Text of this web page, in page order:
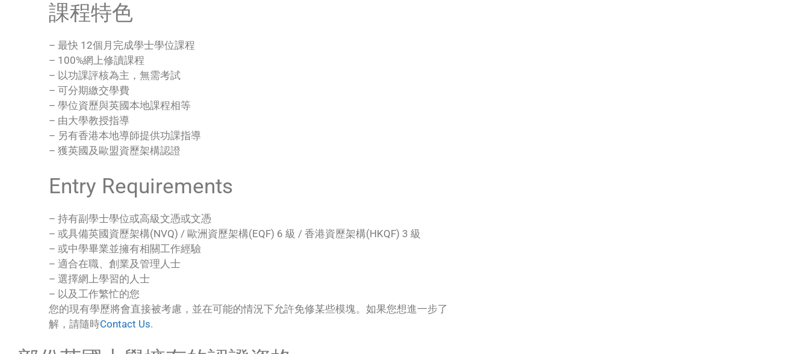
課程特色
– 最快 12個月完成學士學位課程
– 100%網上修讀課程
– 以功課評核為主，無需考試
– 可分期繳交學費
– 學位資歷與英國本地課程相等
– 由大學教授指導
– 另有香港本地導師提供功課指導
– 獲英國及歐盟資歷架構認證
Entry Requirements
– 持有副學士學位或高級文憑或文憑
– 或具備英國資歷架構(NVQ) / 歐洲資歷架構(EQF) 6 級 / 香港資歷架構(HKQF) 3 級
– 或中學畢業並擁有相關工作經驗
– 適合在職、創業及管理人士
– 選擇網上學習的人士
– 以及工作繁忙的您
您的現有學歷將會直接被考慮，並在可能的情況下允許免修某些模塊。如果您想進一步了
解，請隨時Contact Us.